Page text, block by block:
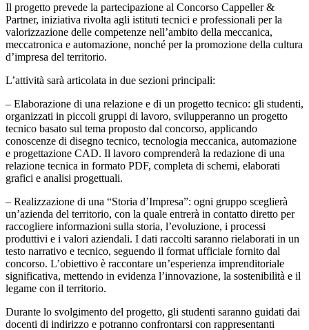
Il progetto prevede la partecipazione al Concorso Cappeller &
Partner, iniziativa rivolta agli istituti tecnici e professionali per la
valorizzazione delle competenze nell’ambito della meccanica,
meccatronica e automazione, nonché per la promozione della cultura
d’impresa del territorio.
L’attività sarà articolata in due sezioni principali:
– Elaborazione di una relazione e di un progetto tecnico: gli studenti,
organizzati in piccoli gruppi di lavoro, svilupperanno un progetto
tecnico basato sul tema proposto dal concorso, applicando
conoscenze di disegno tecnico, tecnologia meccanica, automazione
e progettazione CAD. Il lavoro comprenderà la redazione di una
relazione tecnica in formato PDF, completa di schemi, elaborati
grafici e analisi progettuali.
– Realizzazione di una “Storia d’Impresa”: ogni gruppo sceglierà
un’azienda del territorio, con la quale entrerà in contatto diretto per
raccogliere informazioni sulla storia, l’evoluzione, i processi
produttivi e i valori aziendali. I dati raccolti saranno rielaborati in un
testo narrativo e tecnico, seguendo il format ufficiale fornito dal
concorso. L’obiettivo è raccontare un’esperienza imprenditoriale
significativa, mettendo in evidenza l’innovazione, la sostenibilità e il
legame con il territorio.
Durante lo svolgimento del progetto, gli studenti saranno guidati dai
docenti di indirizzo e potranno confrontarsi con rappresentanti